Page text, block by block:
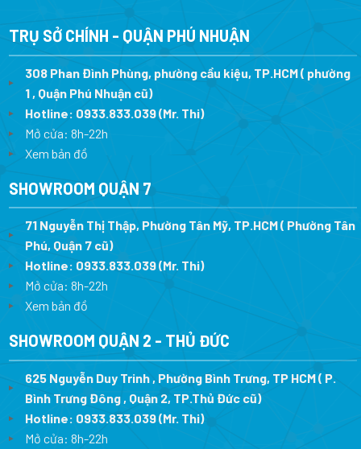
TRỤ SỞ CHÍNH - QUẬN PHÚ NHUẬN
308 Phan Đình Phùng, phường cầu kiệu, TP.HCM ( phường
1 , Quận Phú Nhuận cũ)
Hotline: 0933.833.039(Mr. Thi)
Mở cửa: 8h-22h
Xem bản đồ
SHOWROOM QUẬN 7
71 Nguyễn Thị Thập, Phường Tân Mỹ, TP.HCM ( Phường Tân
Phú, Quận 7 cũ)
Hotline: 0933.833.039(Mr. Thi)
Mở cửa: 8h-22h
Xem bản đồ
SHOWROOM QUẬN 2 - THỦ ĐỨC
625 Nguyễn Duy Trinh , Phường Bình Trưng, TP HCM ( P.
Bình Trưng Đông , Quận 2, TP.Thủ Đức cũ)
Hotline: 0933.833.039(Mr. Thi)
Mở cửa: 8h-22h